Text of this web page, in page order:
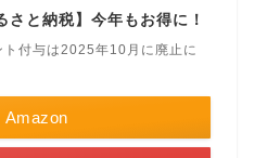
さと納税】今年もお得に！
ト付与は2025年10月に廃止に
Amazon